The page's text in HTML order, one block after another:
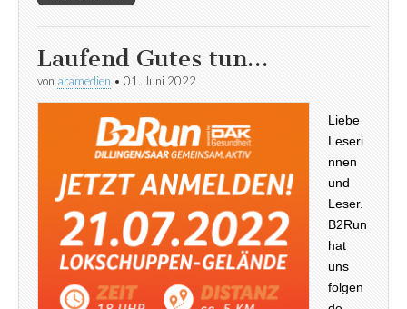
Laufend Gutes tun…
von aramedien • 01. Juni 2022
Liebe
Leseri
nnen
und
Leser.
B2Run
hat
uns
folgen